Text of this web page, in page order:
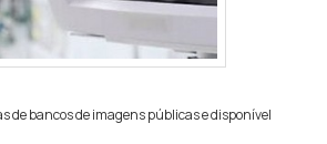
de bancos de imagens públicas e disponível